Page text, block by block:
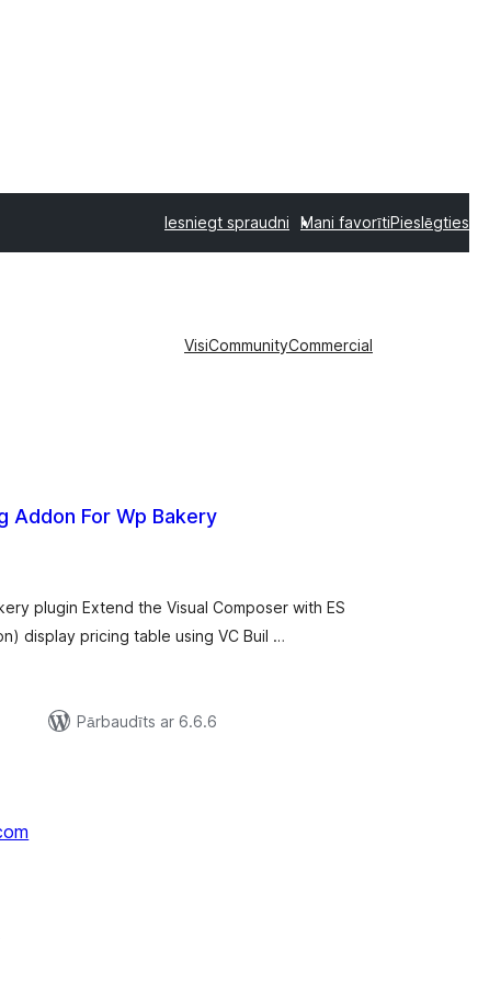
Iesniegt spraudni Mani favorītiPieslēgties
VisiCommunityCommercial
Addon For Wp Bakery
plugin Extend the Visual Composer with ES
display pricing table using VC Buil …
Pārbaudīts ar 6.6.6